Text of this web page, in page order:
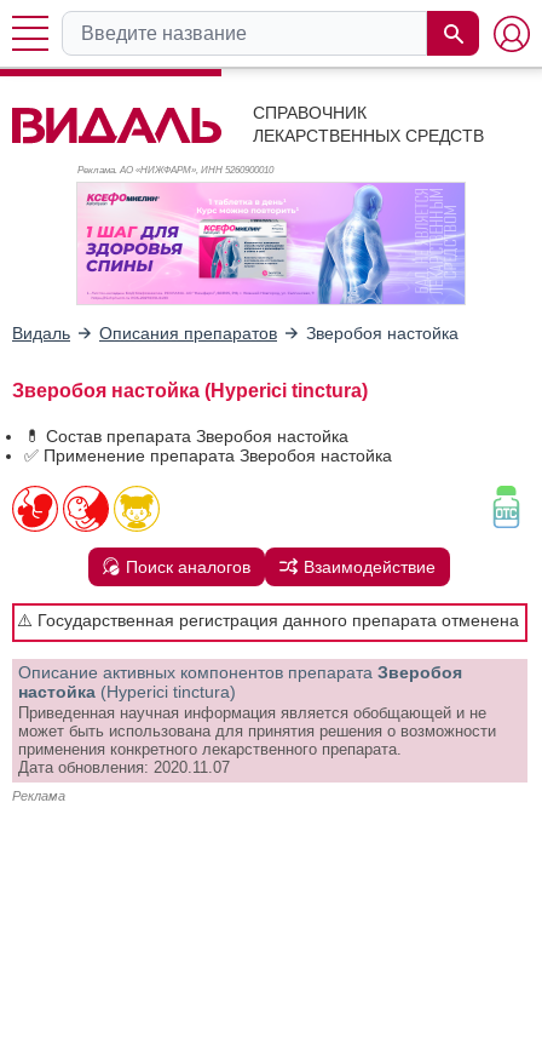
СПРАВОЧНИК
ЛЕКАРСТВЕННЫХ СРЕДСТВ
Реклама. АО «НИЖФАРМ», ИНН 5260900010
Видаль Описания препаратов Зверобоя настойка
Зверобоя настойка (Hyperici tinctura)
💊 Состав препарата Зверобоя настойка
✅ Применение препарата Зверобоя настойка
Поиск аналогов Взаимодействие
⚠️ Государственная регистрация данного препарата отменена
Описание активных компонентов препарата Зверобоя
настойка (Hyperici tinctura)
Приведенная научная информация является обобщающей и не
может быть использована для принятия решения о возможности
применения конкретного лекарственного препарата.
Дата обновления: 2020.11.07
Реклама